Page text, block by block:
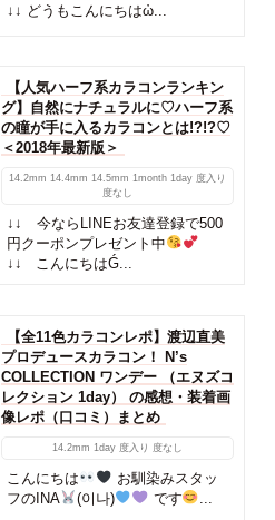
↓↓ どうもこんにちはὠ...
【人気ハーフ系カラコンランキン
グ】自然にナチュラルに♡ハーフ系
の瞳が手に入るカラコンとは!?!?♡
＜2018年最新版＞
14.2mm 14.4mm 14.5mm 1month 1day 度入り
度なし
↓↓ 今ならLINEお友達登録で500
円クーポンプレゼント中
↓↓ こんにちはǴ...
【全11色カラコンレポ】渡辺直美
プロデュースカラコン！ N’s
COLLECTION ワンデー （エヌズコ
レクション 1day） の感想・装着画
像レポ（口コミ）まとめ
14.2mm 1day 度入り 度なし
こんにちは
お馴染みスタッ
フのINA
(이나) です